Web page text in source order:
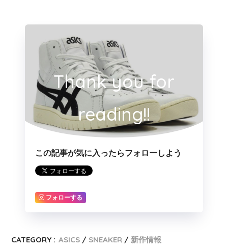
Thank you for
reading!!
この記事が気に入ったらフォローしよう
フォローする
CATEGORY : ASICS SNEAKER
新作情報